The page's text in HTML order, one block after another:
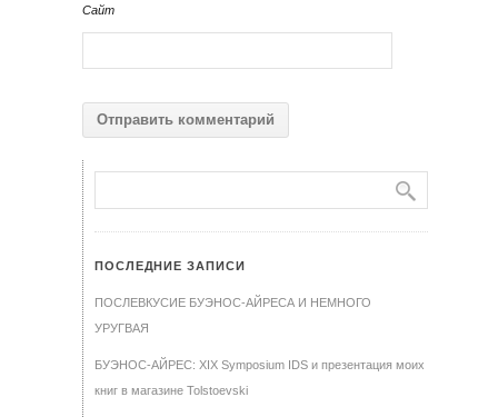
Сайт
ПОСЛЕДНИЕ ЗАПИСИ
ПОСЛЕВКУСИЕ БУЭНОС-АЙРЕСА И НЕМНОГО
УРУГВАЯ
БУЭНОС-АЙРЕС: XIX Symposium IDS и презентация моих
книг в магазине Tolstoevski